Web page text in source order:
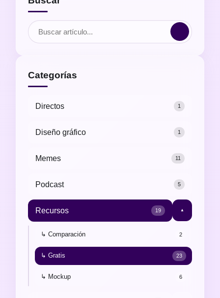
Categorías
Directos 1
Diseño gráfico 1
Memes 11
Podcast 5
Recursos 19 ▼
↳ Comparación 2
↳ Gratis 23
↳ Mockup 6